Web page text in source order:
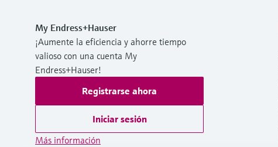
My Endress+Hauser
¡Aumente la eficiencia y ahorre tiempo
valioso con una cuenta My
Endress+Hauser!
Registrarse ahora
Iniciar sesión
Más información